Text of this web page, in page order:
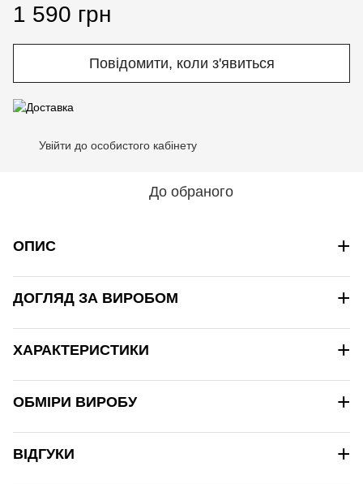
1 590 грн
Повідомити, коли з'явиться
Увійти до особистого кабінету
До обраного
ОПИС +
ДОГЛЯД ЗА ВИРОБОМ +
ХАРАКТЕРИСТИКИ +
ОБМІРИ ВИРОБУ +
ВІДГУКИ +